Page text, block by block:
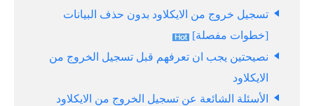
تسجيل خروج من الايكلاود بدون حذف البيانات
[خطوات مفصلة]
نصيحتين يجب ان تعرفهم قبل تسجيل الخروج من
الايكلاود
الأسئلة الشائعة عن تسجيل الخروج من الايكلاود